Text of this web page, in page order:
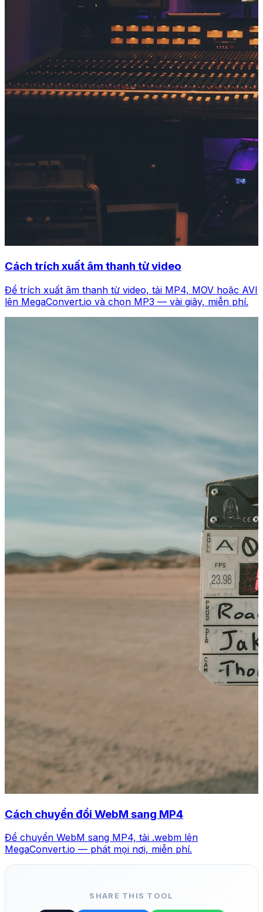
Cách trích xuất âm thanh từ video
Để trích xuất âm thanh từ video, tải MP4, MOV hoặc AVI
lên MegaConvert.io và chọn MP3 — vài giây, miễn phí.
Cách chuyển đổi WebM sang MP4
Để chuyển WebM sang MP4, tải .webm lên
MegaConvert.io — phát mọi nơi, miễn phí.
SHARE THIS TOOL